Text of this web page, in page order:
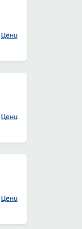
Цени
Цени
Цени